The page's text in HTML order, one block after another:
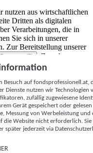
aus wirtschaftlichen
Dritten als digitalen
Verarbeitungen, die in
Sie sich in unserer
Zur Bereitstellung unserer
Partnern (5)
. Zwecke:
von Werbeleistung
Zielgruppenforschung.
Kennungen (z. B. login-
mit anderen
usw.) auf
ausgelesen werden, um es
App oder einer Webseite
der hier aufgeführten
Besuch auf
Dienste nutzen wir Technologien
zufällig zugewiesene
Gerät gespeichert oder
Messung von Werbeleistung
die Website nicht erforderlich.
später jederzeit via